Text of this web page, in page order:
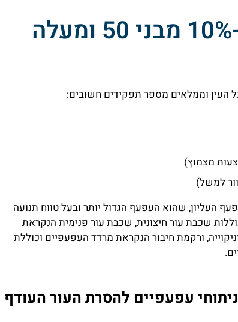
צניחת עפעפיים - כ-10% מבני 50 ומעלה
העין וממלאים מספר תפקידים חשובים:
מצמוץ)
למשל)
העליון, שהוא העפעף הגדול יותר ובעל טווח תנועה
שכבת עור חיצונית, שכבת עור פנימית הנקראת
ורקמת חיבור הנקראת מרדד העפעפיים וכוללת
עפעפיים להסרת העור העודף